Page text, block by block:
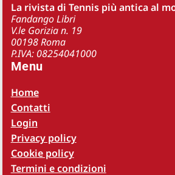
La rivista di Tennis più antica al
Fandango Libri
V.le Gorizia n. 19
00198 Roma
P.IVA: 08254041000
Menu
Home
Contatti
Login
Privacy policy
Cookie policy
Termini e condizioni